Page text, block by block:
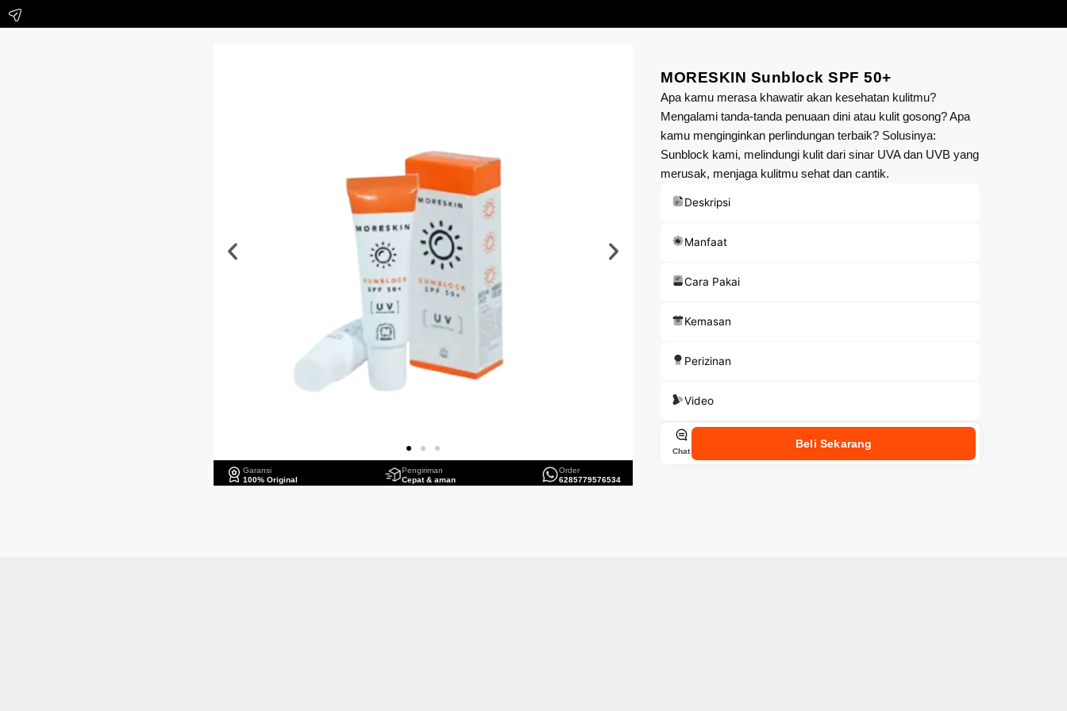
Garansi
100% Original
Pengiriman
Cepat & aman
Order
6285779576534
MORESKIN Sunblock SPF 50+
Apa kamu merasa khawatir akan kesehatan kulitmu?
Mengalami tanda-tanda penuaan dini atau kulit gosong? Apa
kamu menginginkan perlindungan terbaik? Solusinya:
Sunblock kami, melindungi kulit dari sinar UVA dan UVB yang
merusak, menjaga kulitmu sehat dan cantik.
Deskripsi
Manfaat
Cara Pakai
Kemasan
Perizinan
Video
Chat
Beli Sekarang